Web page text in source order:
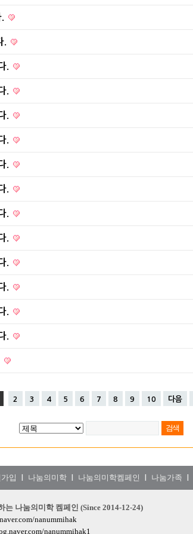
.
.
.
.
.
.
.
.
.
.
.
.
.
2 3 4 5 6 7 8 9 10 다음
입 나눔의미학 나눔의미학켐페인 나눔가족
는 나눔의미학 켐페인 (Since 2014-12-24)
nanummihak
nanummihak1